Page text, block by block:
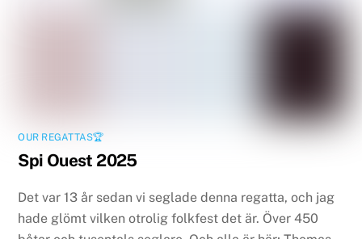
OUR REGATTAS🏆
Spi Ouest 2025
Det var 13 år sedan vi seglade denna regatta, och jag
hade glömt vilken otrolig folkfest det är. Över 450